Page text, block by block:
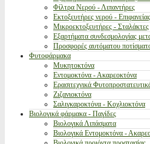
Φίλτρα Νερού - Λιπαντήρες
Εκτοξευτήρες νερού - Επιφανείας
Μικροεκτοξευτήρες - Σταλάκτες
Εξαρτήματα συνδεσμολογίας
Προσφορές αυτόματου
Φυτοφάρμακα
Μυκητοκτόνα
Εντομοκτόνα - Ακαρεοκτόνα
Ερασιτεχνικά
Ζιζανιοκτόνα
Σαλιγκαροκτόνα - Κοχλιοκτόνα
Βιολογικά φάρμακα - Παγίδες
Βιολογικά Λιπάσματα
Βιολογικά Εντομοκτόνα -